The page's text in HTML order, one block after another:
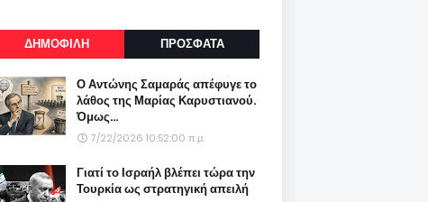
ΔΗΜΟΦΙΛΗ ΠΡΟΣΦΑΤΑ
Ο Αντώνης Σαμαράς απέφυγε το
λάθος της Μαρίας Καρυστιανού.
Όμως...
7/22/2026 10:52:00 π.μ.
Γιατί το Ισραήλ βλέπει τώρα την
Τουρκία ως στρατηγική απειλή